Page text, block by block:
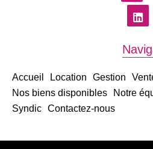
Accueil Location Gestion
Nos biens disponibles
Notre
Syndic Contactez-nous